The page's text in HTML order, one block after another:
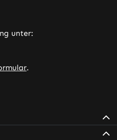
unter:
.
– öffnet in neuem Tab
– öffnet in neuem Tab
auf YouTube an – öffnet